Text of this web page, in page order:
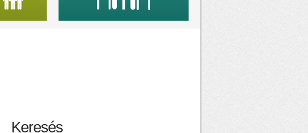
Keresés